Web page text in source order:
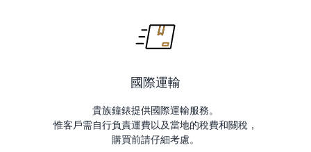
國際運輸
貴族鐘錶提供國際運輸服務。
惟客戶需自行負責運費以及當地的稅費和關稅，
購買前請仔細考慮。